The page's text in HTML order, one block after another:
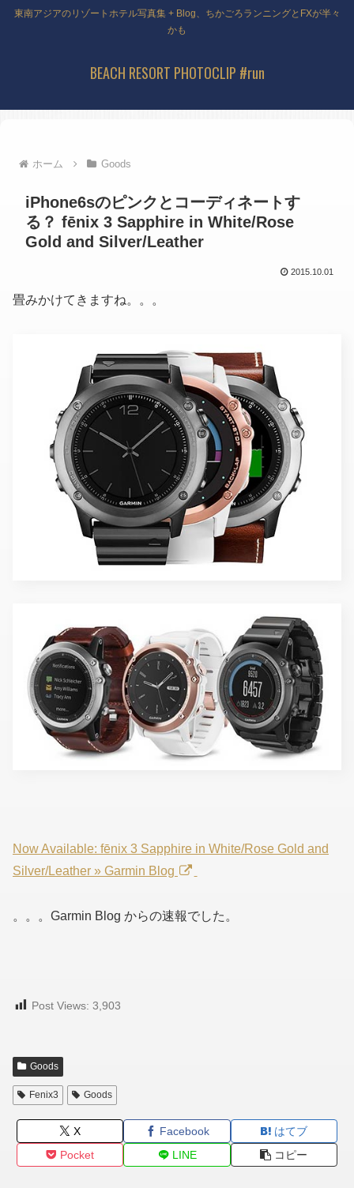
東南アジアのリゾートホテル写真集 + Blog、ちかごろランニングとFXが半々
かも
BEACH RESORT PHOTOCLIP #run
ホーム Goods
iPhone6sのピンクとコーディネートす
る？ fēnix 3 Sapphire in White/Rose
Gold and Silver/Leather
2015.10.01
畳みかけてきますね。。。
Now Available: fēnix 3 Sapphire in White/Rose Gold and
Silver/Leather » Garmin Blog
。。。Garmin Blog からの速報でした。
Post Views: 3,903
Goods
Fenix3 Goods
X Facebook
はてブ
Pocket
LINE コピー